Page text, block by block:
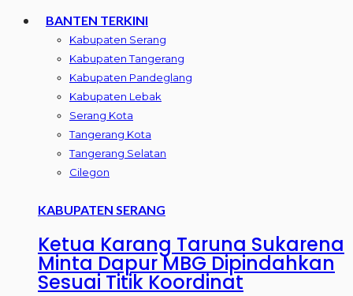
BANTEN TERKINI
Kabupaten Serang
Kabupaten Tangerang
Kabupaten Pandeglang
Kabupaten Lebak
Serang Kota
Tangerang Kota
Tangerang Selatan
Cilegon
KABUPATEN SERANG
Ketua Karang Taruna Sukarena
Minta Dapur MBG Dipindahkan
Sesuai Titik Koordinat